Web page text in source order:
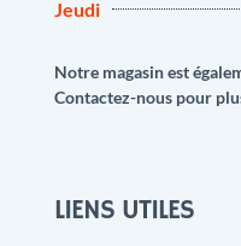
Jeudi
Notre magasin est
Contactez-nous pour
LIENS UTILES